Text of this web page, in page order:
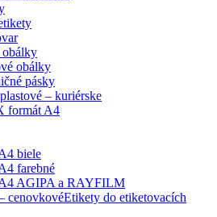
obálky
obálky
pásky
– kuriérske
formát A4
biele
farebné
AGIPA a RAYFILM
cenovkovéEtikety do etiketovacích